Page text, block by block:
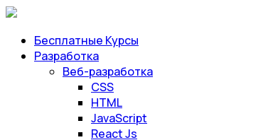
Бесплатные Курсы
Разработка
Веб-разработка
CSS
HTML
JavaScript
React Js